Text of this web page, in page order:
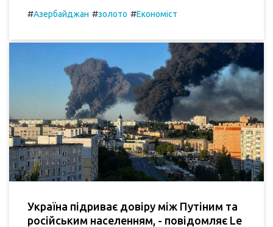
#Азербайджан #золото #Економіст
Україна підриває довіру між Путіним та
російським населенням, - повідомляє Le